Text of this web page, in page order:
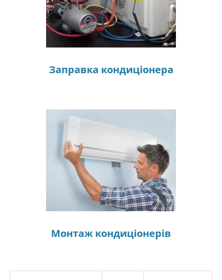
Заправка кондиціонера
Монтаж кондиціонерів